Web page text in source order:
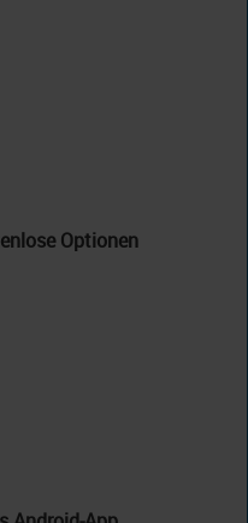
Optionen